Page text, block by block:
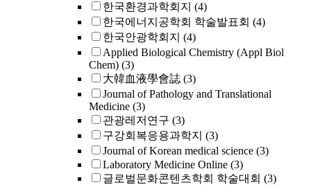
한국환경과학회지 (4)
한국에너지공학회 학술발표회 (4)
한국안광학회지 (4)
Applied Biological Chemistry (Appl Biol
Chem) (3)
大韓血液學會誌 (3)
Journal of Pathology and Translational
Medicine (3)
관광레저연구 (3)
구강회복응용과학지 (3)
Journal of Korean medical science (3)
Laboratory Medicine Online (3)
글로벌문화콘텐츠학회 학술대회 (3)